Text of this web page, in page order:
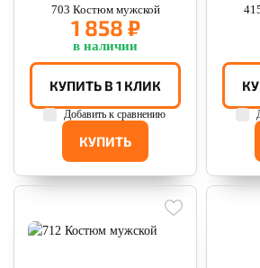
703 Костюм мужской
1 858 ₽
в наличии
КУПИТЬ
КУПИТЬ В 1 КЛИК
Добавить к сравнению